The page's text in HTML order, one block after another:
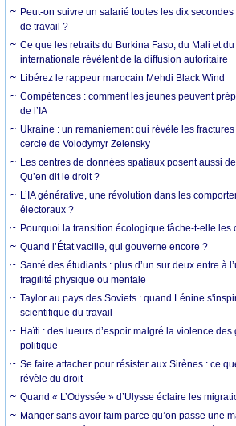
Peut-on suivre un salarié toutes les dix
de travail ?
Ce que les retraits du Burkina Faso, du Mali et
internationale révèlent de la diffusion autoritaire
Libérez le rappeur marocain Mehdi Black Wind
Compétences : comment les jeunes peuvent
de l’IA
Ukraine : un remaniement qui révèle les
cercle de Volodymyr Zelensky
Les centres de données spatiaux posent aussi
Qu’en dit le droit ?
L’IA générative, une révolution dans les
électoraux ?
Pourquoi la transition écologique fâche-t-elle les
Quand l’État vacille, qui gouverne encore ?
Santé des étudiants : plus d’un sur deux entre à
fragilité physique ou mentale
Taylor au pays des Soviets : quand Lénine
scientifique du travail
Haïti : des lueurs d’espoir malgré la violence des
politique
Se faire attacher pour résister aux Sirènes : ce
révèle du droit
Quand « L’Odyssée » d’Ulysse éclaire les
Manger sans avoir faim parce qu’on passe une